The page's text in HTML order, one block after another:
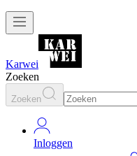
Karwei
Zoeken
Zoeken
Inloggen